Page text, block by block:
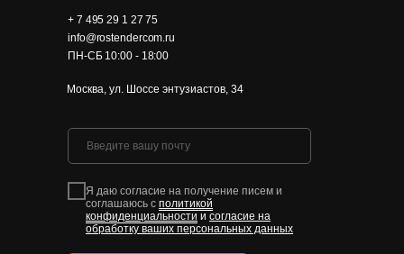
Москва, ул. Шоссе энтузиастов, 34
+ 7 495 29 1 27 75
info@rostendercom.ru
ПН-СБ 10:00 - 18:00
Я даю согласие на получение писем и
соглашаюсь с политикой
конфиденциальности и согласие на
обработку ваших персональных данных